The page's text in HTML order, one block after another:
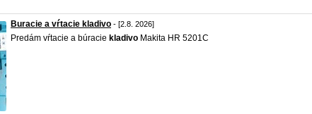
Buracie a vŕtacie kladivo - [2.8. 2026]
Predám vŕtacie a búracie kladivo Makita HR 5201C